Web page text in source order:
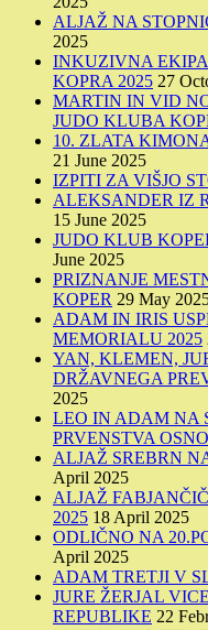
ALJAŽ NA
2025
INKUZIVNA EKIPA
KOPRA 2025 27
MARTIN IN VID
JUDO KLUBA
10. ZLATA
21 June 2025
IZPITI ZA VIŠJO
ALEKSANDER IZ
15 June 2025
JUDO KLUB
June 2025
PRIZNANJE
KOPER 29 May
ADAM IN IRIS
MEMORIALU 2025
YAN, KLEMEN,
DRŽAVNEGA
2025
LEO IN ADAM NA
PRVENSTVA
ALJAŽ SREBRN
April 2025
ALJAŽ
2025 18 April 2025
ODLIČNO NA
April 2025
ADAM TRETJI V
JURE ŽERJAL
REPUBLIKE 22